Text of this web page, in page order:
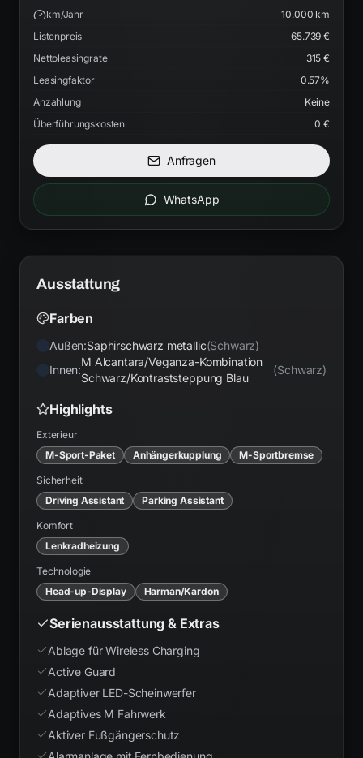
km/Jahr
10.000 km
Listenpreis
65.739 €
Nettoleasingrate
315 €
Leasingfaktor
0.57%
Anzahlung
Keine
Überführungskosten
0 €
Anfragen
WhatsApp
Ausstattung
Farben
Außen:Saphirschwarz metallic(Schwarz)
Innen:
M Alcantara/Veganza-Kombination
Schwarz/Kontraststeppung Blau
(Schwarz)
Highlights
Exterieur
M-Sport-Paket
Anhängerkupplung M-Sportbremse
Sicherheit
Driving Assistant
Parking Assistant
Komfort
Lenkradheizung
Technologie
Head-up-Display
Harman/Kardon
Serienausstattung & Extras
Ablage für Wireless Charging
Active Guard
Adaptiver LED-Scheinwerfer
Adaptives M Fahrwerk
Aktiver Fußgängerschutz